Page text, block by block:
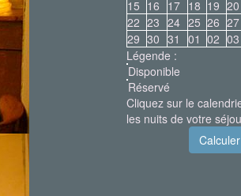
15 16 17 18 19 20
22 23 24 25 26 27
29 30 31 01 02 03
Légende :
Disponible
Réservé
Cliquez sur le
les nuits de votre